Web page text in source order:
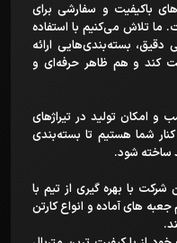
باکیفیت و سفارشی برای
ما تلاش می‌کنیم با استفاده
بسته‌بندی‌هایی ارائه
کند و هم ظاهر حرفه‌ای و
امکان تولید در تیراژهای
شما هستیم تا بسته‌بندی
ساخته شود.
با بهره گیری از تیم با
های آماده و انواع کارتن